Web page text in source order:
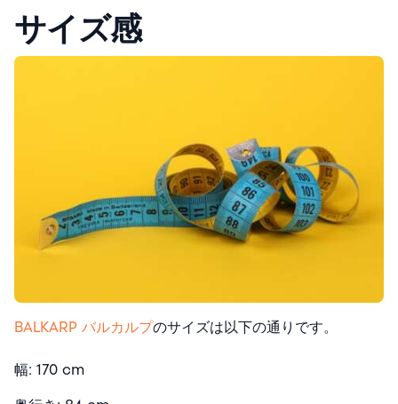
サイズ感
BALKARP バルカルプのサイズは以下の通りです。
幅: 170 cm